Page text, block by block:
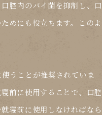
腔内のバイ菌を抑制し、口
めにも役立ちます。このよ
うことが推奨されていま
前に使用することで、口腔
寝前に使用しなければなら